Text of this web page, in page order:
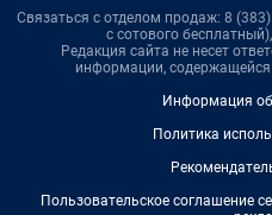
Связаться с отделом продаж: 8
с сотового бесплатный),
Редакция сайта не несет
информации,
Информация
Политика
Пользовательское соглашение